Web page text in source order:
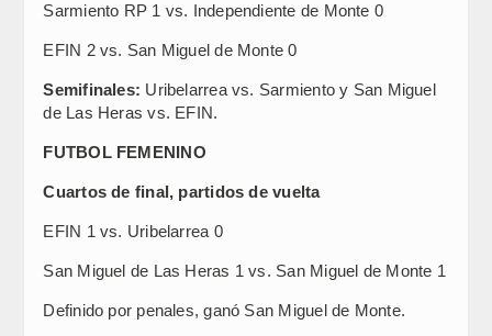
Sarmiento RP 1 vs. Independiente de Monte 0
EFIN 2 vs. San Miguel de Monte 0
Semifinales: Uribelarrea vs. Sarmiento y San Miguel
de Las Heras vs. EFIN.
FUTBOL FEMENINO
Cuartos de final, partidos de vuelta
EFIN 1 vs. Uribelarrea 0
San Miguel de Las Heras 1 vs. San Miguel de Monte 1
Definido por penales, ganó San Miguel de Monte.